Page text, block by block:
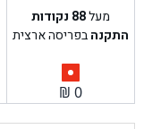
מעל88 נקודות
התקנהבפריסה ארצית
₪ 0